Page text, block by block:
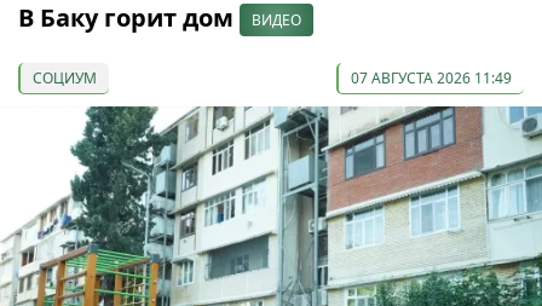
В Баку горит дом ВИДЕО
СОЦИУМ 07 АВГУСТА 2026 11:49